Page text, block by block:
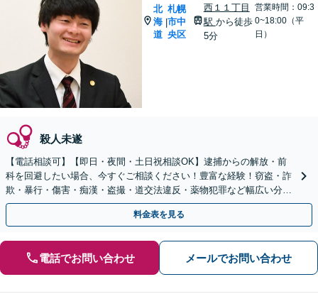
北
海
道
|
札幌
市中
央区
西１１丁目
駅 から徒歩
5分
営業時間：09:3
0~18:00（平
日）
殺人未遂
【電話相談可】【即日・夜間・土日祝相談OK】逮捕からの解放・前
科を回避したい場合、今すぐご相談ください！豊富な経験！窃盗・詐
欺・暴行・傷害・痴漢・盗撮・道交法違反・薬物犯罪など幅広い分野
に対応可能！【秘密厳守】【東西線「西11丁目駅」5分】
料金表を見る
電話でお問い合わせ メールでお問い合わせ